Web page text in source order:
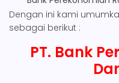
Dengan ini kami
sebagai berikut :
PT. Bank